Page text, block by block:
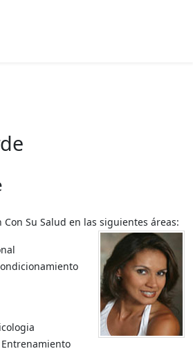
Su Salud en las siguientes áreas: